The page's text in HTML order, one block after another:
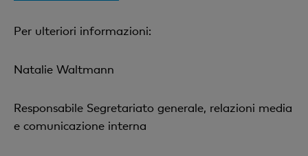
Per ulteriori informazioni:
Natalie Waltmann
Responsabile Segretariato generale, relazioni media
e comunicazione interna